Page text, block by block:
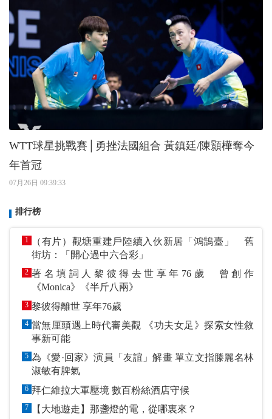
WTT球星挑戰賽│勇挫法國組合 黃鎮廷/陳顥樺奪今
年首冠
07月26日 09:39:33
排行榜
1
（有片）觀塘重建戶陸續入伙新居「鴻鵠臺」 舊
街坊：「開心過中六合彩」
2 著名填詞人黎彼得去世享年76歲 曾創作
《Monica》《半斤八兩》
3 黎彼得離世 享年76歲
4 當無厘頭遇上時代審美觀 《功夫女足》探索女性敘
事新可能
5 為《愛·回家》演員「友誼」解畫 單立文指滕麗名林
淑敏有脾氣
6 拜仁維拉大軍壓境 數百粉絲酒店守候
7 【大地遊走】那盞燈的電，從哪裏來？